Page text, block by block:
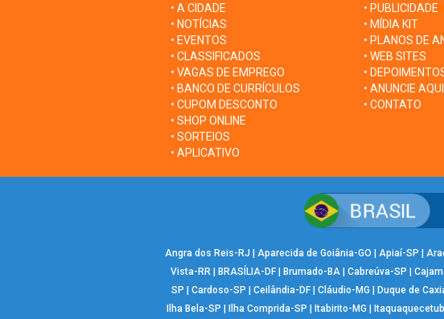
• A CIDADE
• NOTÍCIAS
• EVENTOS
• CLASSIFICADOS
• VAGAS DE EMPREGO
• BANCO DE CURRÍCULOS
• CUPOM DESCONTO
• SHOP ONLINE
• SORTEIOS
• APLICATIVO
• PUBLICIDADE
• MÍDIA KIT
• PLANOS DE
• WEB SITES
•
• ANUNCIE AQUI
• CONTATO
Angra dos Reis-RJ | Aparecida de Goiânia-GO | Apiaí-SP |
Vista-RR | BRASÍLIA-DF| Brumado-BA| Cabreúva-SP |
SP | Cardoso-SP | Ceilândia-DF | Cláudio-MG | Duque de
Ilha Bela-SP | Ilha Comprida-SP | Itabirito-MG |